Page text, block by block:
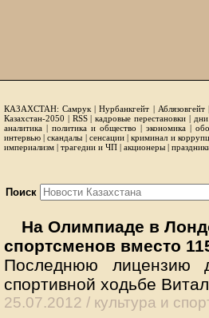
КАЗАХСТАН: Самрук |Нурбанкгейт | Аблязовгейт
Казахстан-2050 | RSS|кадровые перестановки|
аналитика | политика и общество | экономика |
интервью |скандалы | сенсации|криминал и
империализм | трагедии и ЧП | акционеры |
Поиск
На Олимпиаде в
спортсменов вместо
Последнюю лицензию
спортивной ходьбе
25.07.2012 / культура и